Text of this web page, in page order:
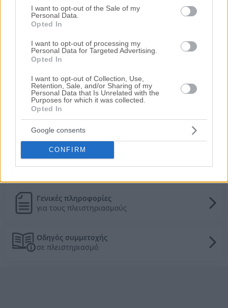
use your data for below specified purposes in below Google
consent section.
I want to opt-out of the Sale of my
Personal Data.
Opted In
I want to opt-out of processing my
Personal Data for Targeted Advertising.
Opted In
I want to opt-out of Collection, Use,
Retention, Sale, and/or Sharing of my
Personal Data that Is Unrelated with the
Purposes for which it was collected.
Opted In
Google consents
CONFIRM
Θέση στάθμευσης 12 τ.μ.
Πρώτη Προσφορά:12.000€
Ποντίων 17 & Λακωνίας 23, Πέραμα, Νομός
Αττικής
Τιμές πώλησης/ενοικίασης κατοικιών στην
τοπική αγορά
Γενικές πληροφορίες
για τους πλειστηριασμούς
Οδηγός συμμετοχής
σε πλειστηριασμό